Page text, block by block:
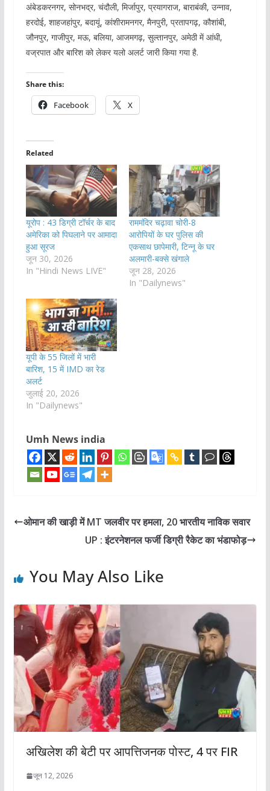
अंबेडकरनगर, सोनभद्र, चंदौली, मिर्जापुर, प्रयागराज, बाराबंकी, उन्नाव,
हरदोई, शाहजहांपुर, बदायूं, कांशीरामनगर, मैनपुरी, प्रतापगढ़, कौशांबी,
जौनपुर, गाजीपुर, मऊ, बलिया, आजमगढ़, सुल्तानपुर, अमेठी में आंधी,
वज्रपात और बारिश को लेकर यलो अलर्ट जारी किया गया है.
Share this:
Facebook X
Related
यूरोप : 43 डिग्री टॉर्चर के बाद
अमेरिका को पिघलाने पर आमादा
हुआ सूरज
जून 30, 2026
In "Hindi News LIVE"
राममंदिर चढ़ावा चोरी-8
आरोपियों के घर पुलिस की
एकसाथ छापेमारी, टिन्नू के घर
अलमारी-बक्से खंगाले
जून 28, 2026
In "Dailynews"
यूपी के 55 जिलों में भारी
बारिश, 15 में IMD का रेड
अलर्ट
जुलाई 20, 2026
In "Dailynews"
Umh News india
ओमान की खाड़ी में MT जलवीर पर हमला, 20 भारतीय नाविक सवार
UP : इंटरनेशनल फर्जी डिग्री रैकेट का भंडाफोड़
You May Also Like
अखिलेश की बेटी पर आपत्तिजनक पोस्ट, 4 पर FIR
जून 12, 2026